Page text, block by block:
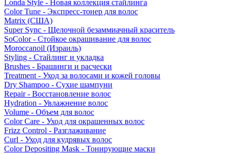
Londa Style - Новая коллекция стайлинга
Color Tune - Экспресс-тонер для волос
Matrix (США)
Super Sync - Щелочной безаммиачный краситель
SoColor - Стойкое окрашивание для волос
Moroccanoil (Израиль)
Styling - Стайлинг и укладка
Brushes - Брашинги и расчески
Treatment - Уход за волосами и кожей головы
Dry Shampoo - Сухие шампуни
Repair - Восстановление волос
Hydration - Увлажнение волос
Volume - Объем для волос
Color Care - Уход для окрашенных волос
Frizz Control - Разглаживание
Curl - Уход для кудрявых волос
Color Depositing Mask - Тонирующие маски